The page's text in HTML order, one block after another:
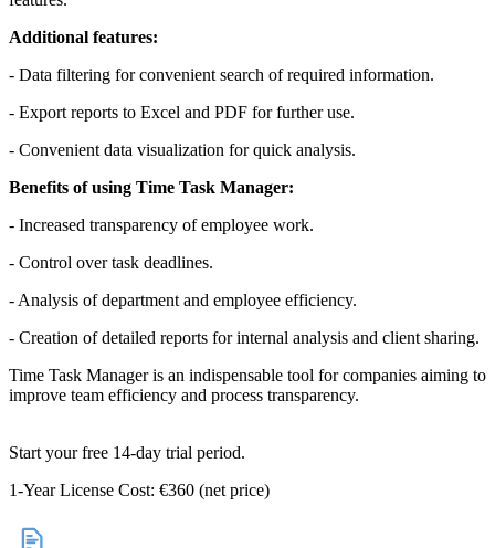
Additional features:
- Data filtering for convenient search of required information.
- Export reports to Excel and PDF for further use.
- Convenient data visualization for quick analysis.
Benefits of using Time Task Manager:
- Increased transparency of employee work.
- Control over task deadlines.
- Analysis of department and employee efficiency.
- Creation of detailed reports for internal analysis and client sharing.
Time Task Manager is an indispensable tool for companies aiming to
improve team efficiency and process transparency.
Start your free 14-day trial period.
1-Year License Cost: €360 (net price)